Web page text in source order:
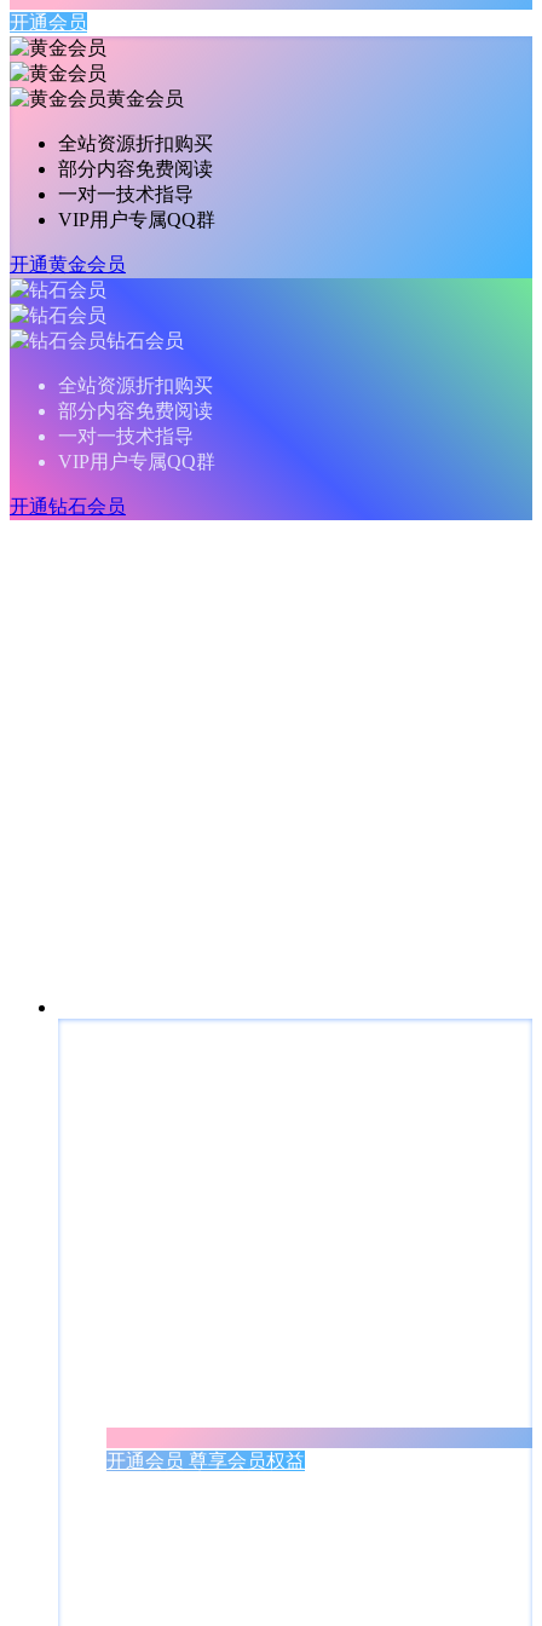
开通会员
黄金会员
全站资源折扣购买
部分内容免费阅读
一对一技术指导
VIP用户专属QQ群
开通黄金会员
钻石会员
全站资源折扣购买
部分内容免费阅读
一对一技术指导
VIP用户专属QQ群
开通钻石会员
开通会员 尊享会员权益